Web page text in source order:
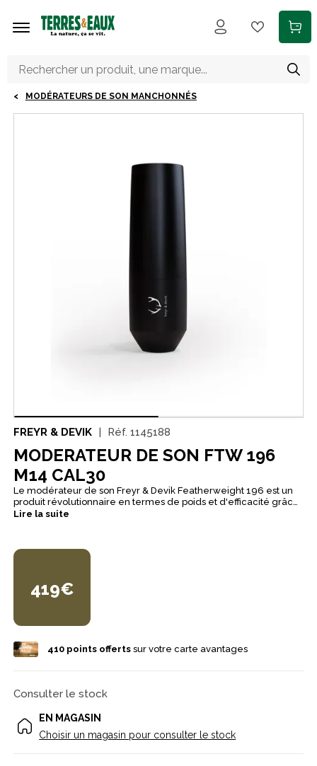
MODÉRATEURS DE SON MANCHONNÉS
FREYR & DEVIK Réf. 1145188
MODERATEUR DE SON FTW 196
M14 CAL30
Le modérateur de son Freyr & Devik Featherweight 196 est un
produit révolutionnaire en termes de poids et d'efficacité grâce
à son système à doubles chicanes. Pesant seulement 196
plus précise, il pèse seulement 6 grammes par dB atténué.
Cela signifie un haut niveau de modération sonore dans un
de conserver l’équilibre naturel de la carabine.
Lire la suite
419€
410points offertssur votre carte avantages
Consulter le stock
EN MAGASIN
Choisir un magasin pour consulter le stock